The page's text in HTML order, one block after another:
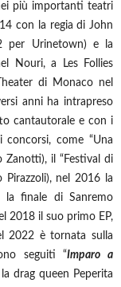
più importanti teatri
con la regia di John
per Urinetown) e la
Nouri, a Les Follies
di Monaco nel
anni ha intrapreso
cantautorale e con i
come “Una
Zanotti), il “Festival di
Pirazzoli), nel 2016 la
la finale di Sanremo
2018 il suo primo EP,
2022 è tornata sulla
seguiti “Imparo a
drag queen Peperita